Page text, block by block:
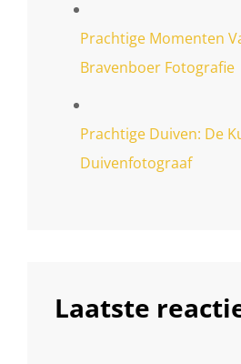
Prachtige Momenten
Bravenboer Fotografie
Prachtige Duiven: De
Duivenfotograaf
Laatste